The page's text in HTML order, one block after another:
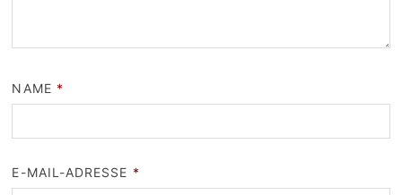
NAME *
E-MAIL-ADRESSE *